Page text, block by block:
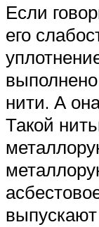
Если
его
нити. А
Такой